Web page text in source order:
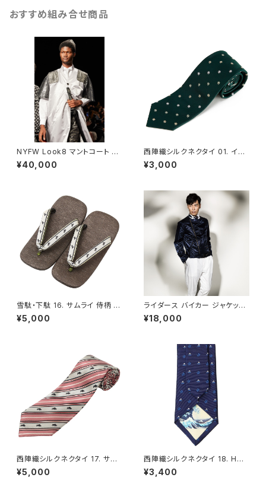
おすすめ組み合せ商品
NYFW Look8 マントコート シ
ルバー メンズ 48L - FORTUN
A Tokyo レンタル
¥40,000
西陣織シルクネクタイ 01. イノ
センス 雪の結晶 小紋柄 - FOR
TUNA Tokyo レンタル
¥3,000
雪駄・下駄 16. サムライ 侍柄 メ
ンズ フリーサイズ（LL）- FORT
UNA Tokyo レンタル
¥5,000
ライダース バイカー ジャケット
メンズ L - FORTUNA Tokyo
レンタル
¥18,000
西陣織シルクネクタイ 17. サク
セス ブル・レジメンタルストライ
プ柄 - FORTUNA Tokyo レン
¥5,000
西陣織シルクネクタイ 18. HOK
USAI 北斎 富士山・桜 柄 裏地
浮世絵 - FORTUNA Tokyo
¥3,400